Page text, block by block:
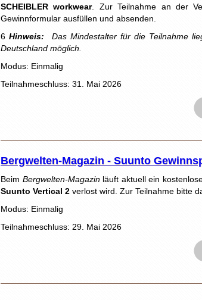
SCHEIBLER workwear. Zur Teilnahme an der
Gewinnformular ausfüllen und absenden.
6Hinweis: Das Mindestalter für die Teilnahme
Deutschland möglich.
Modus: Einmalig
Teilnahmeschluss: 31. Mai 2026
Bergwelten-Magazin - Suunto
Beim Bergwelten-Magazinläuft aktuell ein
Suunto Vertical 2 verlost wird. Zur Teilnahme bitte
Modus: Einmalig
Teilnahmeschluss: 29. Mai 2026